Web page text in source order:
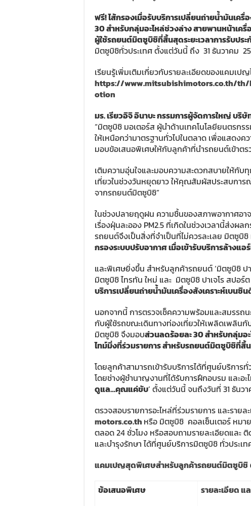
ฟรี! ไส้กรองเมื่อรับบริการเปลี่ยนถ่ายน้ำมันเครื่
30สำหรับกลุ่มอะไหล่ช่วงล่าง สายพานหน้าเค
ผู้ใช้รถยนต์มิตซูบิชิที่สิ้นสุดระยะเวลาการรับประ
มิตซูบิชิทั่วประเทศ ตั้งแต่วันนี้ ถึง 31 ธันวาคม
เรียนรู้เพิ่มเติมเกี่ยวกับรายละเอียดของแคมเป
https://www.mitsubishimotors.co.th/
otion
มร. เรียวอิจิ อินาบะ กรรมการผู้จัดการใหญ่ บริ
“มิตซูบิชิ มอเตอร์ส ผู้นำด้านเทคโนโลยียนตรกร
ให้เหนือกว่ามาตรฐานทั่วไปในตลาด เพื่อแสด
มอบข้อเสนอพิเศษให้กับลูกค้าที่นำรถยนต์เข้าต
เติมความอุ่นใจและมอบความสะดวกสบายให้กับ
เที่ยวในช่วงวันหยุดยาว ให้คุณสัมผัสประสบกา
จากรถยนต์มิตซูบิชิ”
ในช่วงปลายฤดูฝน ความชื้นของสภาพอากาศอา
เรื่องฝุ่นละออง PM2.5 ที่เกิดในช่วงเวลานี้ส่ง
รถยนต์จึงเป็นสิ่งที่จำเป็นที่ไม่ควรละเลย มิตซูบิ
กรองระบบปรับอากาศ เมื่อเข้ารับบริการล้างแ
และพิเศษยิ่งขึ้น สำหรับลูกค้ารถยนต์ ‘มิตซูบิชิ ปา
มิตซูบิชิ ไทรทัน ใหม่ และ มิตซูบิชิ ปาเจโร สปอร์
บริการเปลี่ยนถ่ายน้ำมันเครื่องสังเคราะห์เบนซิน
นอกจากนี้ การตรวจเช็คความพร้อมและสมรรถ
กับผู้ใช้รถขณะเดินทางท่องเที่ยวให้เพลิดเพลิน
มิตซูบิชิ จึงมอบส่วนลดร้อยละ30สำหรับกลุ่มอ
ไทม์มิ่งที่ร่วมรายการ สำหรับรถยนต์มิตซูบิชิที่สิ้น
โดยลูกค้าสามารถเข้ารับบริการได้ที่ศูนย์บริกา
โดยช่างผู้ชำนาญงานที่ได้รับการฝึกอบรม และอ
ดูแล…คุณแค่ขับ’ ตั้งแต่วันนี้ จนถึงวันที่ 31 ธันว
ตรวจสอบรายการอะไหล่ที่ร่วมรายการ และรายล
motors.co.th หรือ มิตซูบิชิ คอลเซ็นเตอร์ หม
ตลอด 24 ชั่วโมง หรือสอบถามรายละเอียดและ
และบำรุงรักษา ได้ที่ศูนย์บริการมิตซูบิชิ ทั่วประเท
แคมเปญสุดพิเศษสำหรับลูกค้ารถยนต์มิตซูบิชิ
ข้อเสนอพิเศษ รายละเอียด แ